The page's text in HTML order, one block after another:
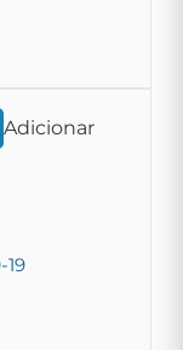
19
Adicionar